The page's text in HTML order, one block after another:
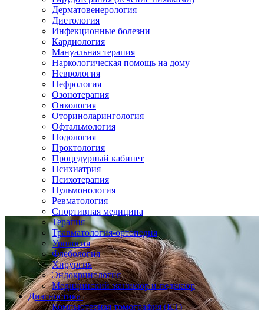
Дерматовенерология
Диетология
Инфекционные болезни
Кардиология
Мануальная терапия
Наркологическая помощь на дому
Неврология
Нефрология
Озонотерапия
Онкология
Оториноларингология
Офтальмология
Подология
Проктология
Процедурный кабинет
Психиатрия
Психотерапия
Пульмонология
Ревматология
Спортивная медицина
Терапия
Травматология-ортопедия
Урология
Флебология
Хирургия
Эндокринология
Медицинский маникюр и педикюр
Диагностика
Компьютерная томография (КТ)